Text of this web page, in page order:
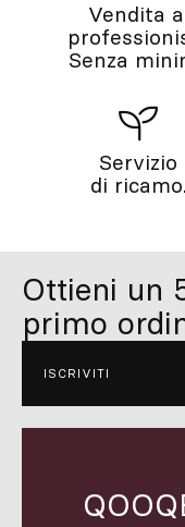
Vendita
Senza
Servizio
di ricamo.
Ottieni un
primo
ISCRIVITI